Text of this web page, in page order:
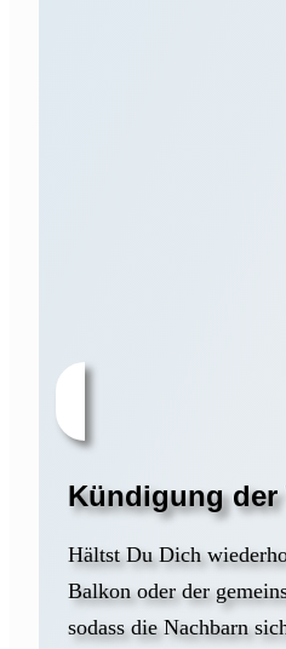
Kündigung
Hältst Du Dich
Balkon oder der
sodass die Nachbarn